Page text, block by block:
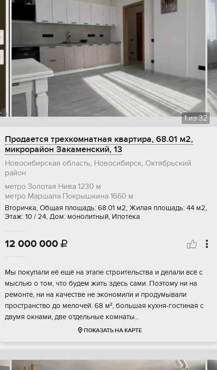
1из32
Продается трехкомнатная квартира, 68.01 м2,
микрорайон Закаменский, 13
Новосибирская область, Новосибирск, Октябрьский
район
метро Золотая Нива 1230 м
метро Маршала Покрышкина 1660 м
Вторичка, Общая площадь: 68.01 м2, Жилая площадь: 44 м2,
Этаж: 10 / 24, Дом: монолитный, Ипотека
12 000 000 
Мы покупали её ещё на этапе строительства и делали всё с
мыслью о том, что будем жить здесь сами. Поэтому ни на
ремонте, ни на качестве не экономили и продумывали
пространство до мелочей. 68 м², большая кухня-гостиная с
двумя окнами, две отдельные комнаты...
ПОКАЗАТЬ НА КАРТЕ